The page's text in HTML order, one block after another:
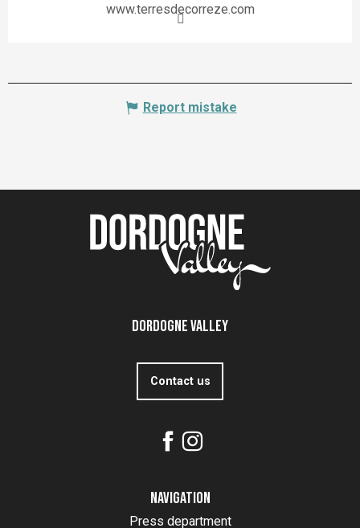
www.terresdecorreze.com
Report mistake
Dordogne Valley
Contact us
Navigation
Press department